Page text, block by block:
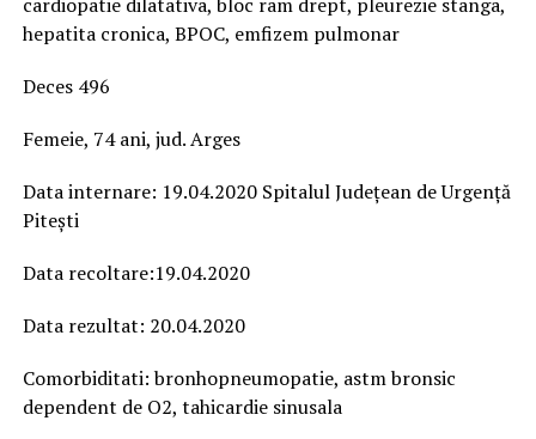
hepatita cronica, BPOC, emfizem pulmonar
Deces 496
Femeie, 74 ani, jud. Arges
Data internare: 19.04.2020 Spitalul Județean de Urgență
Pitești
Data recoltare:19.04.2020
Data rezultat: 20.04.2020
Comorbiditati: bronhopneumopatie, astm bronsic
dependent de O2, tahicardie sinusala